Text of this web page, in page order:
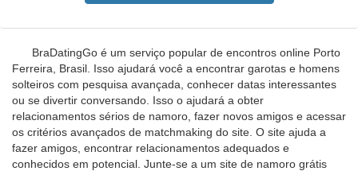
BraDatingGo é um serviço popular de encontros online Porto
Ferreira, Brasil. Isso ajudará você a encontrar garotas e homens
solteiros com pesquisa avançada, conhecer datas interessantes
ou se divertir conversando. Isso o ajudará a obter
relacionamentos sérios de namoro, fazer novos amigos e acessar
os critérios avançados de matchmaking do site. O site ajuda a
fazer amigos, encontrar relacionamentos adequados e
conhecidos em potencial. Junte-se a um site de namoro grátis